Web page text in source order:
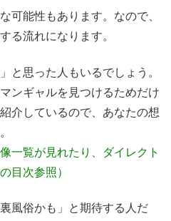
可能性もあります。なので、
る流れになります。
と思った人もいるでしょう。
ンギャルを見つけるためだけ
介しているので、あなたの想
一覧が見れたり、ダイレクト
目次参照）
風俗かも」と期待する人だ